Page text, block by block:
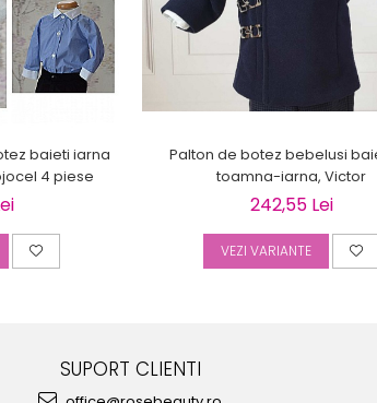
baieti iarna
4 piese
Palton de botez bebelusi
toamna-iarna, Victor
242,55 Lei
VEZI VARIANTE
SUPORT CLIENTI